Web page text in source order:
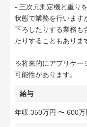
- 三次元測定機と重り
状態で業務を行います
下ろしたりする業務も
たりすることもありま
※将来的にアプリケー
可能性があります。
給与
年収 350万円 〜 600万